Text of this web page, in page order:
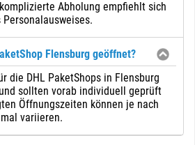
Abholung empfiehlt sich
Flensburg geöffnet?
die DHL PaketShops in Flensburg
sollten vorab individuell geprüft
Öffnungszeiten können je nach
variieren.